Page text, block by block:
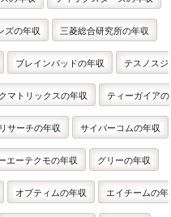
ズの年収 三菱総合研究所の年収
ブレインパッドの年収 テスノスジ
マトリックスの年収 ティーガイアの
サーチの年収 サイバーコムの年収
エーテクモの年収 グリーの年収
オプティムの年収 エイチームの年